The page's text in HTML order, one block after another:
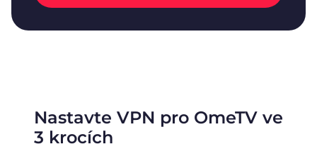
Nastavte VPN pro OmeTV ve
3 krocích